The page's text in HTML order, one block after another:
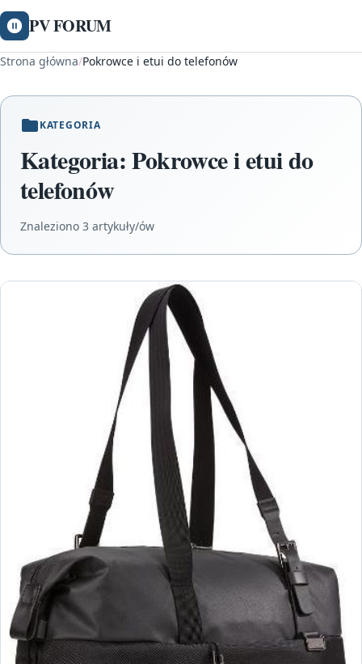
PV FORUM
Strona główna/Pokrowce i etui do telefonów
KATEGORIA
Kategoria:Pokrowce i etui do
telefonów
Znaleziono 3 artykuły/ów